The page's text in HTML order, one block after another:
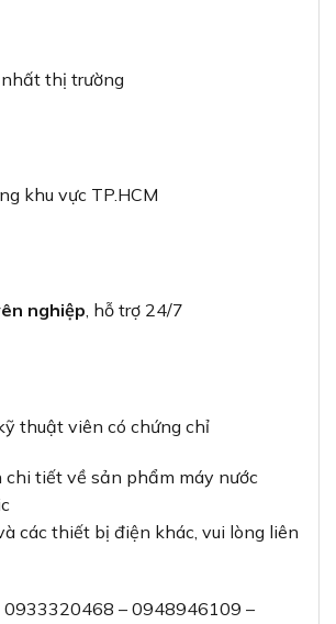
nhất thị trường
khu vực TP.HCM
nghiệp, hỗ trợ 24/7
thuật viên có chứng chỉ
tiết về sản phẩm máy nước
các thiết bị điện khác, vui lòng liên
0933320468 – 0948946109 –